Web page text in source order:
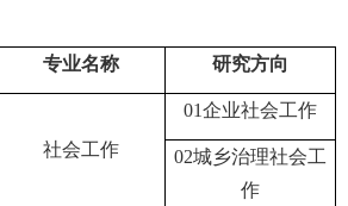
专业名称 研究方向
社会工作
01企业社会工作
02城乡治理社会工
作